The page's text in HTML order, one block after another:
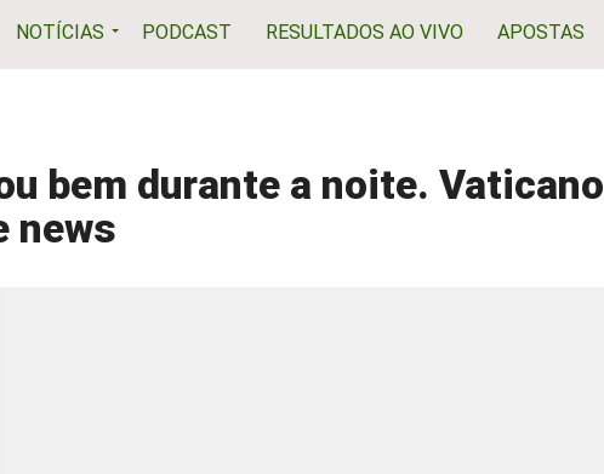
NOTÍCIAS PODCAST RESULTADOS AO VIVO APOSTAS
bem durante a noite. Vaticano
news